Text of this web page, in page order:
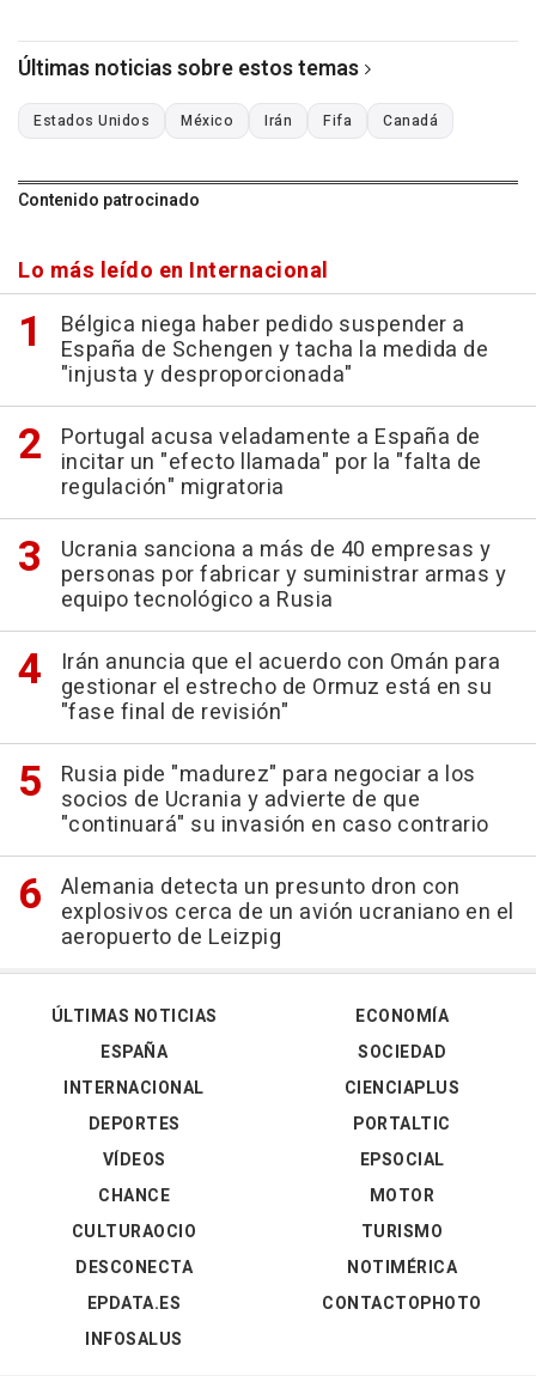
Últimas noticias sobre estos temas
Estados Unidos México Irán Fifa Canadá
Contenido patrocinado
Lo más leído en Internacional
Bélgica niega haber pedido suspender a
España de Schengen y tacha la medida de
"injusta y desproporcionada"
Portugal acusa veladamente a España de
incitar un "efecto llamada" por la "falta de
regulación" migratoria
Ucrania sanciona a más de 40 empresas y
personas por fabricar y suministrar armas y
equipo tecnológico a Rusia
Irán anuncia que el acuerdo con Omán para
gestionar el estrecho de Ormuz está en su
"fase final de revisión"
Rusia pide "madurez" para negociar a los
socios de Ucrania y advierte de que
"continuará" su invasión en caso contrario
Alemania detecta un presunto dron con
explosivos cerca de un avión ucraniano en el
aeropuerto de Leizpig
ÚLTIMAS NOTICIAS
ESPAÑA
INTERNACIONAL
DEPORTES
VÍDEOS
ECONOMÍA
SOCIEDAD
CIENCIAPLUS
PORTALTIC
EPSOCIAL
CHANCE
CULTURAOCIO
DESCONECTA
EPDATA.ES
INFOSALUS
MOTOR
TURISMO
NOTIMÉRICA
CONTACTOPHOTO